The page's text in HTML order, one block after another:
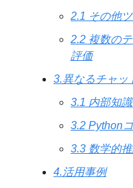
2.1 その他
2.2 複数の
評価
3.異なるチャッ
3.1 内部知
3.2 Python
3.3 数学的
4.活用事例